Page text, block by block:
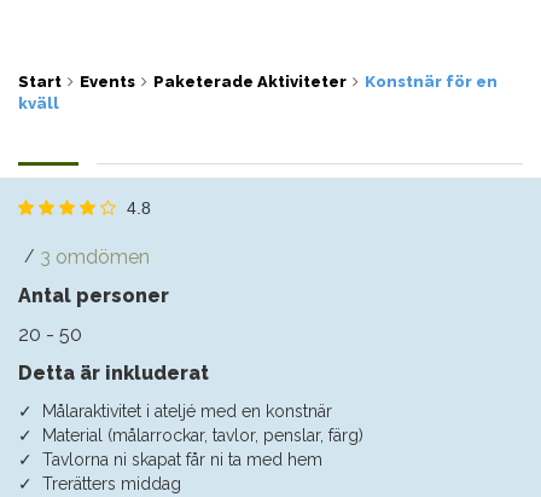
Start Events Paketerade Aktiviteter
Konstnär för en
kväll
4.8
/ 3 omdömen
Antal personer
20 - 50
Detta är inkluderat
Målaraktivitet i ateljé med en konstnär
Material (målarrockar, tavlor, penslar, färg)
Tavlorna ni skapat får ni ta med hem
Trerätters middag